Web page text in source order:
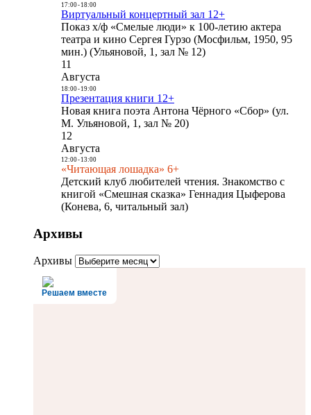
17:00- 18:00
Виртуальный концертный зал 12+
Показ х/ф «Смелые люди» к 100-летию актера
театра и кино Сергея Гурзо (Мосфильм, 1950, 95
мин.) (Ульяновой, 1, зал № 12)
11
Августа
18:00- 19:00
Презентация книги 12+
Новая книга поэта Антона Чёрного «Сбор» (ул.
М. Ульяновой, 1, зал № 20)
12
Августа
12:00- 13:00
«Читающая лошадка» 6+
Детский клуб любителей чтения. Знакомство с
книгой «Смешная сказка» Геннадия Цыферова
(Конева, 6, читальный зал)
Архивы
Архивы
Решаем вместе